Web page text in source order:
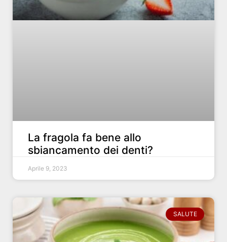
La fragola fa bene allo
sbiancamento dei denti?
Aprile 9, 2023
SALUTE